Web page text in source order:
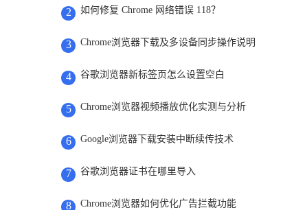
2 如何修复 Chrome 网络错误 118？
3 Chrome浏览器下载及多设备同步操作说明
4 谷歌浏览器新标签页怎么设置空白
5 Chrome浏览器视频播放优化实测与分析
6 Google浏览器下载安装中断续传技术
7 谷歌浏览器证书在哪里导入
8 Chrome浏览器如何优化广告拦截功能